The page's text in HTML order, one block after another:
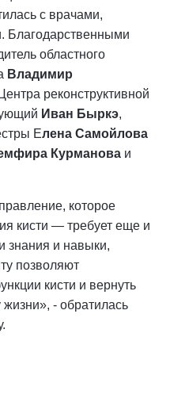
с врачами,
Благодарственными
областного
Владимир
реконструктивной
Иван Быркэ,
Елена Самойлова
Курманова и
которое
кисти — требует еще и
знания и навыки,
позволяют
кисти и вернуть
- обратилась